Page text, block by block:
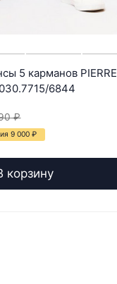
5 карманов PIERRE
6844
₽
9 000₽
корзину